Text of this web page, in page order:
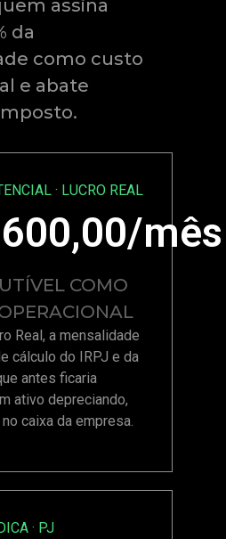
assina
da
como custo
e abate
· LUCRO REAL
/mês
COMO
Real, a mensalidade
cálculo do IRPJ e da
antes ficaria
ativo depreciando,
caixa da empresa.
· PJ